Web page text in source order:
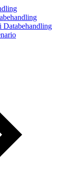
Databehandling